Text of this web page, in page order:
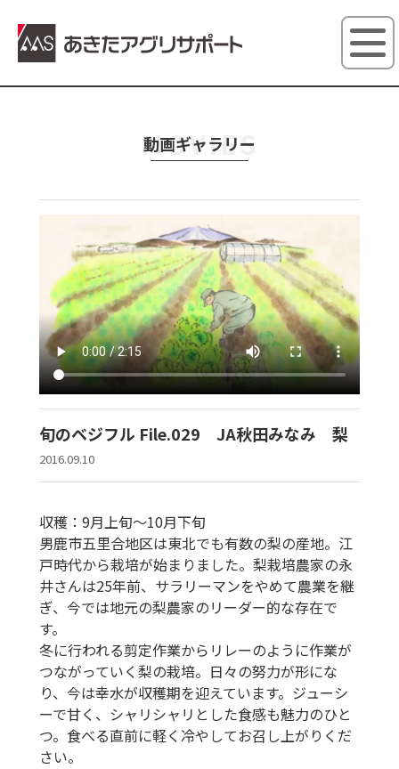
あきたア
動画ギャラリー
MOVIES
旬のベジフル File.029 JA秋田みなみ 梨
2016.09.10
収穫：9月上旬〜10月下旬
男鹿市五里合地区は東北でも有数の梨の産地。江
戸時代から栽培が始まりました。梨栽培農家の永
井さんは25年前、サラリーマンをやめて農業を継
ぎ、今では地元の梨農家のリーダー的な存在で
す。
冬に行われる剪定作業からリレーのように作業が
つながっていく梨の栽培。日々の努力が形にな
り、今は幸水が収穫期を迎えています。ジューシ
ーで甘く、シャリシャリとした食感も魅力のひと
つ。食べる直前に軽く冷やしてお召し上がりくだ
さい。